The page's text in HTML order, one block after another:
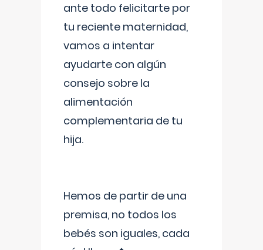
ante todo felicitarte por
tu reciente maternidad,
vamos a intentar
ayudarte con algún
consejo sobre la
alimentación
complementaria de tu
hija.
Hemos de partir de una
premisa, no todos los
bebés son iguales, cada